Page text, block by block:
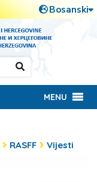
MENU
RASFF Vijesti